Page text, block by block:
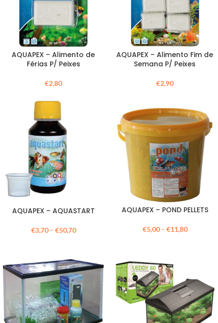
AQUAPEX – Alimento de
Férias P/ Peixes
€2,80
AQUAPEX – Alimento Fim de
Semana P/ Peixes
€2,90
AQUAPEX – AQUASTART
€3,70– €50,70
AQUAPEX – POND PELLETS
€5,00– €11,80